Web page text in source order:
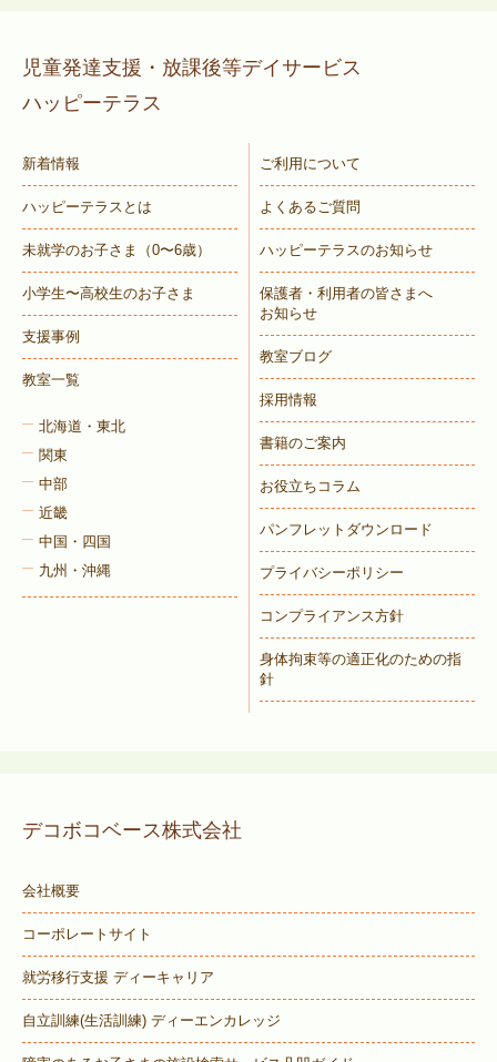
児童発達支援・放課後等デイサービス
ハッピーテラス
新着情報
ハッピーテラスとは
未就学のお子さま （0〜6歳）
小学生〜高校生のお子さま
支援事例
教室一覧
北海道・東北
関東
中部
近畿
中国・四国
九州・沖縄
ご利用について
よくあるご質問
ハッピーテラスのお知らせ
保護者・利用者の皆さまへ
お知らせ
教室ブログ
採用情報
書籍のご案内
お役立ちコラム
パンフレットダウンロード
プライバシーポリシー
コンプライアンス方針
身体拘束等の適正化のための指
針
デコボコベース株式会社
会社概要
コーポレートサイト
就労移行支援 ディーキャリア
自立訓練(生活訓練) ディーエンカレッジ